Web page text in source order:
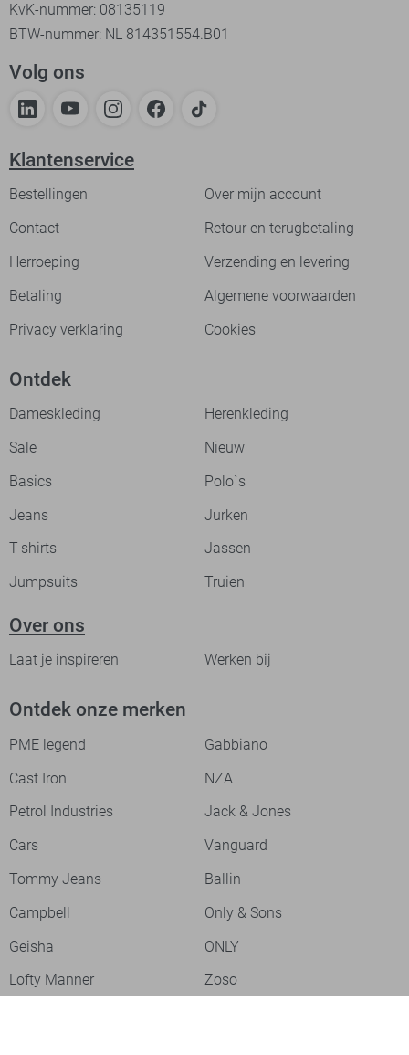
KvK-nummer: 08135119
BTW-nummer: NL 814351554.B01
Volg ons
Klantenservice
Bestellingen
Over mijn account
Contact
Retour en terugbetaling
Herroeping
Verzending en levering
Betaling
Algemene voorwaarden
Privacy verklaring
Cookies
Ontdek
Dameskleding
Herenkleding
Sale
Nieuw
Basics
Polo`s
Jeans
Jurken
T-shirts
Jassen
Jumpsuits
Truien
Over ons
Laat je inspireren Werken bij
Ontdek onze merken
PME legend
Gabbiano
Cast Iron
NZA
Petrol Industries
Jack & Jones
Cars
Vanguard
Tommy Jeans
Ballin
Campbell
Only & Sons
Geisha
ONLY
Lofty Manner
Zoso